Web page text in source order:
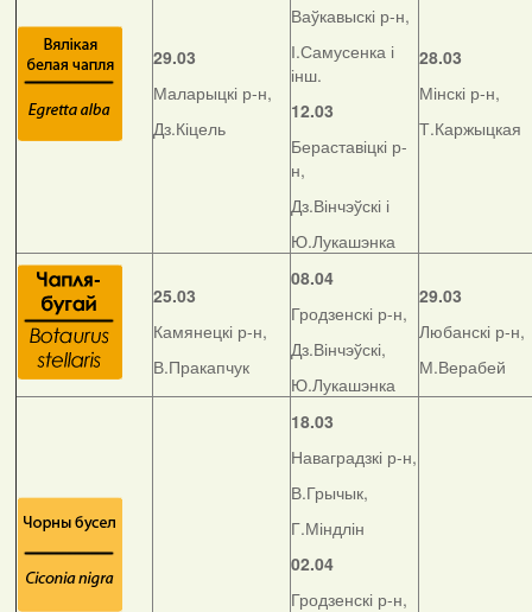
29.03
Маларыцкі р-н,
Дз.Кіцель
Ваўкавыскі р-н,
І.Самусенка і
інш.
12.03
Бераставіцкі р-
н,
Дз.Вінчэўскі і
Ю.Лукашэнка
28.03
Мінскі р-н,
Т.Каржыцкая
25.03
Камянецкі р-н,
В.Пракапчук
08.04
Гродзенскі р-н,
Дз.Вінчэўскі,
Ю.Лукашэнка
29.03
Любанскі р-н,
М.Верабей
18.03
Наваградзкі р-н,
В.Грычык,
Г.Міндлін
02.04
Гродзенскі р-н,